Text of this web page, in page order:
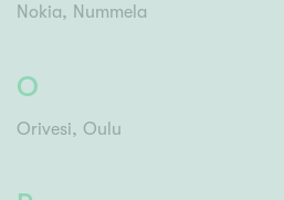
Nokia Nummela
O
Orivesi Oulu